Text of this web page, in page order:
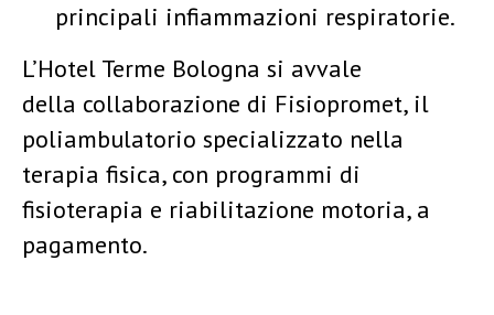
principali infiammazioni respiratorie.
L’Hotel Terme Bologna si avvale
della collaborazione di Fisiopromet, il
poliambulatorio specializzato nella
terapia fisica, con programmi di
fisioterapia e riabilitazione motoria, a
pagamento.